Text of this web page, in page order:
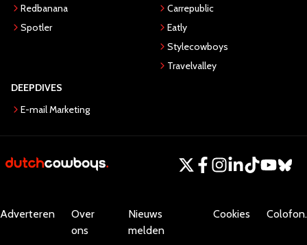
Redbanana
Spotler
Carrepublic
Eatly
Stylecowboys
Travelvalley
DEEPDIVES
E-mail Marketing
Adverteren
Over
ons
Nieuws
melden
Cookies Colofon.